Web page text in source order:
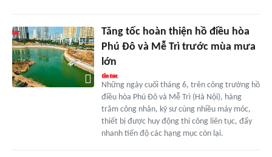
Tăng tốc hoàn thiện hồ điều hòa
Phú Đô và Mễ Trì trước mùa mưa
lớn
Những ngày cuối tháng 6, trên công trường hồ
điều hòa Phú Đô và Mễ Trì (Hà Nội), hàng
trăm công nhân, kỹ sư cùng nhiều máy móc,
thiết bị được huy động thi công liên tục, đẩy
nhanh tiến độ các hạng mục còn lại.